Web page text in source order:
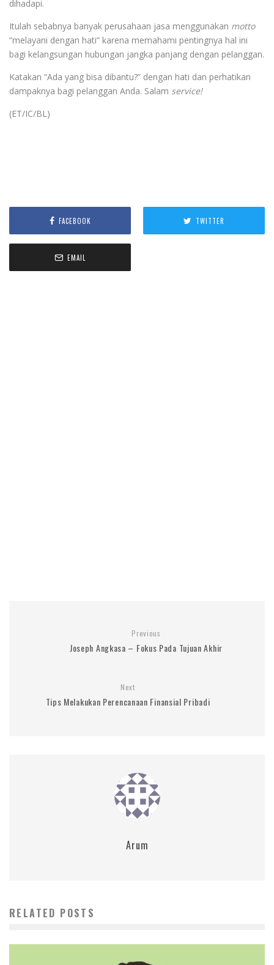
dihadapi.
Itulah sebabnya banyak perusahaan jasa menggunakan motto
“melayani dengan hati” karena memahami pentingnya hal ini
bagi kelangsungan hubungan jangka panjang dengan pelanggan.
Katakan “Ada yang bisa dibantu?” dengan hati dan perhatikan
dampaknya bagi pelanggan Anda. Salam service!
(ET/IC/BL)
FACEBOOK TWITTER
EMAIL
Previous
Joseph Angkasa – Fokus Pada Tujuan Akhir
Next
Tips Melakukan Perencanaan Finansial Pribadi
Arum
RELATED POSTS